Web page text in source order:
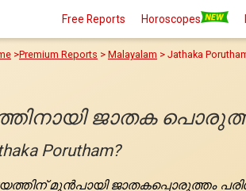
Free Reports Horoscopes
>Premium Reports > Malayalam > Jathaka
ജാതക
Porutham?
മുൻപായി ജാതകപ്പൊരുത്തം